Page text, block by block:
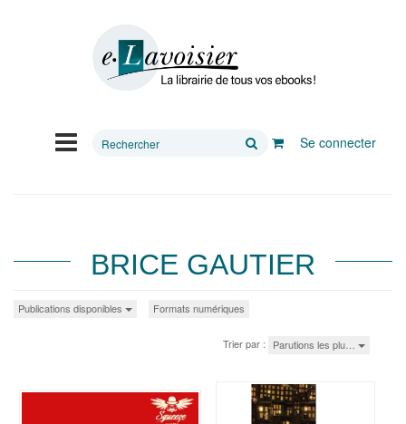
Rechercher
Se connecter
BRICE GAUTIER
Publications disponibles Formats numériques
Trier par : Parutions les plu…